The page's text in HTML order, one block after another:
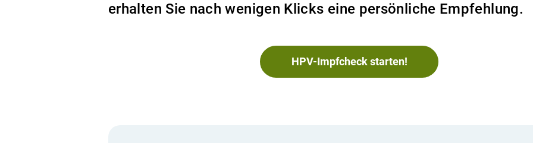
erhalten Sie nach wenigen Klicks eine persönliche Empfehlung.
HPV-Impfcheck starten!